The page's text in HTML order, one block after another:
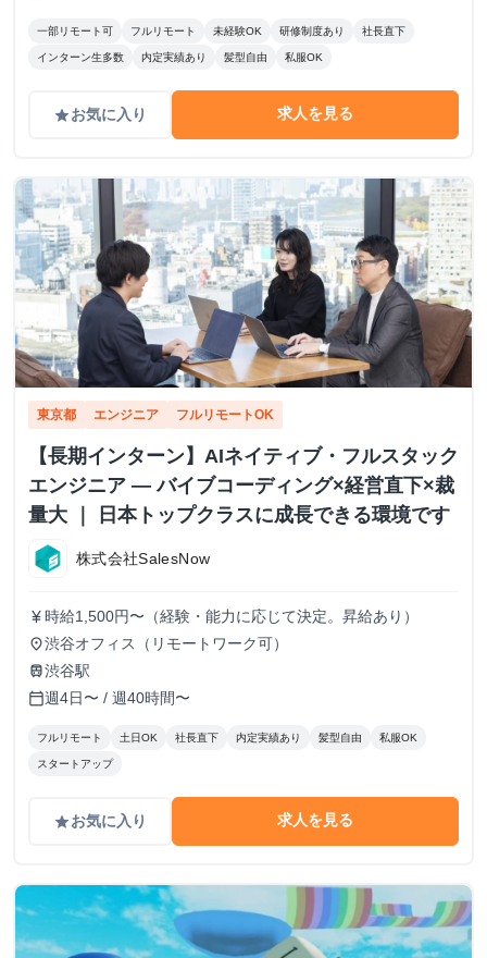
一部リモート可 フルリモート 未経験OK 研修制度あり 社長直下
インターン生多数 内定実績あり 髪型自由 私服OK
gradeお気に入り 求人を見る
東京都 エンジニア フルリモートOK
【長期インターン】AIネイティブ・フルスタック
エンジニア — バイブコーディング×経営直下×裁
量大 ｜ 日本トップクラスに成長できる環境です
株式会社SalesNow
currency_yen 時給1,500円〜（経験・能力に応じて決定。昇給あり）
place渋谷オフィス（リモートワーク可）
train渋谷駅
calendar_today週4日〜 / 週40時間〜
フルリモート 土日OK 社長直下 内定実績あり 髪型自由 私服OK
スタートアップ
gradeお気に入り 求人を見る